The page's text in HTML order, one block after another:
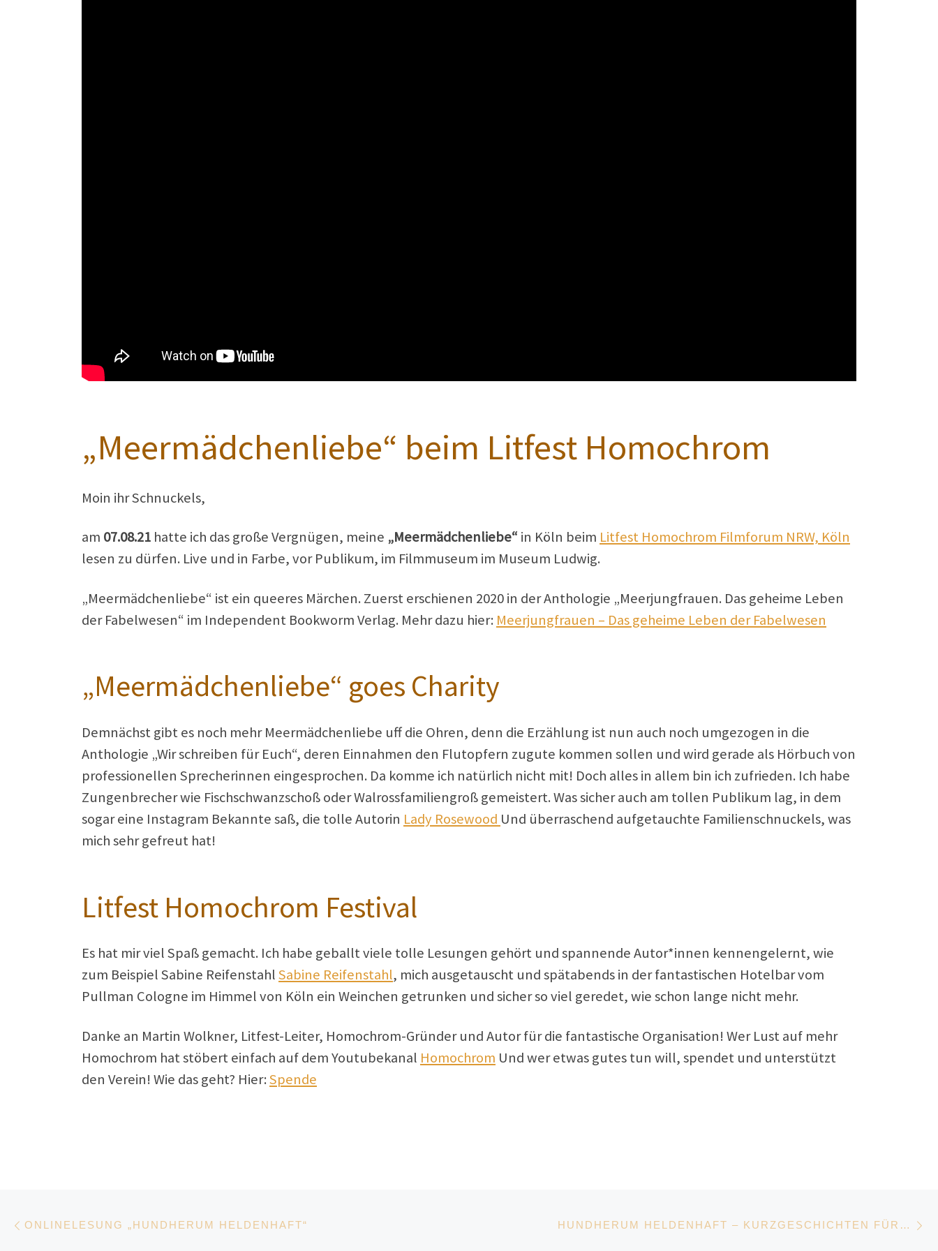
„Meermädchenliebe“ beim Litfest Homochrom
Moin ihr Schnuckels,
am 07.08.21 hatte ich das große Vergnügen, meine „Meermädchenliebe“ in Köln beim Litfest Homochrom Filmforum NRW, Köln
lesen zu dürfen. Live und in Farbe, vor Publikum, im Filmmuseum im Museum Ludwig.
„Meermädchenliebe“ ist ein queeres Märchen. Zuerst erschienen 2020 in der Anthologie „Meerjungfrauen. Das geheime Leben
der Fabelwesen“ im Independent Bookworm Verlag. Mehr dazu hier: Meerjungfrauen – Das geheime Leben der Fabelwesen
„Meermädchenliebe“ goes Charity
Demnächst gibt es noch mehr Meermädchenliebe uff die Ohren, denn die Erzählung ist nun auch noch umgezogen in die
Anthologie „Wir schreiben für Euch“, deren Einnahmen den Flutopfern zugute kommen sollen und wird gerade als Hörbuch von
professionellen Sprecherinnen eingesprochen. Da komme ich natürlich nicht mit! Doch alles in allem bin ich zufrieden. Ich habe
Zungenbrecher wie Fischschwanzschoß oder Walrossfamiliengroß gemeistert. Was sicher auch am tollen Publikum lag, in dem
sogar eine Instagram Bekannte saß, die tolle Autorin Lady Rosewood Und überraschend aufgetauchte Familienschnuckels, was
mich sehr gefreut hat!
Litfest Homochrom Festival
Es hat mir viel Spaß gemacht. Ich habe geballt viele tolle Lesungen gehört und spannende Autor*innen kennengelernt, wie
zum Beispiel Sabine ReifenstahlSabine Reifenstahl, mich ausgetauscht und spätabends in der fantastischen Hotelbar vom
Pullman Cologne im Himmel von Köln ein Weinchen getrunken und sicher so viel geredet, wie schon lange nicht mehr.
Danke an Martin Wolkner, Litfest-Leiter, Homochrom-Gründer und Autor für die fantastische Organisation! Wer Lust auf mehr
Homochrom hat stöbert einfach auf dem Youtubekanal Homochrom Und wer etwas gutes tun will, spendet und unterstützt
den Verein! Wie das geht? Hier:Spende
Beitragsnavigation
ONLINELESUNG „HUNDHERUM HELDENHAFT“ HUNDHERUM HELDENHAFT – KURZGESCHICHTEN FÜR HUNDEFREUNDE